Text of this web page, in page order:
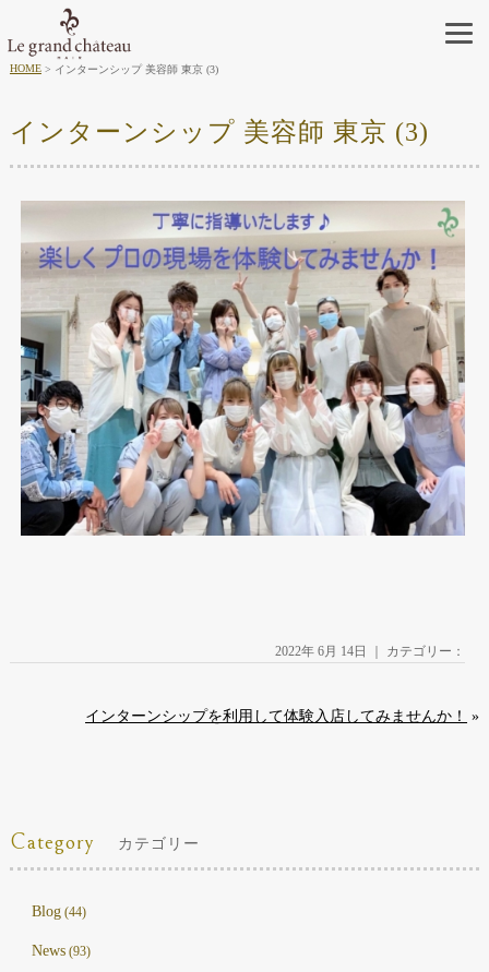
HOME インターンシップ 美容師 東京 (3)
インターンシップ 美容師 東京 (3)
2022年 6月 14日 ｜ カテゴリー：
インターンシップを利用して体験入店してみませんか！ »
Category カテゴリー
Blog(44)
News(93)